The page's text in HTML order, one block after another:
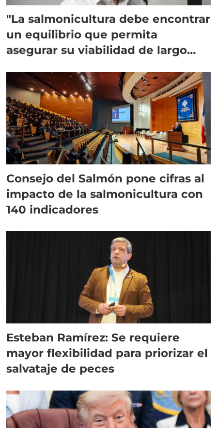
"La salmonicultura debe encontrar
un equilibrio que permita
asegurar su viabilidad de largo
Consejo del Salmón pone cifras al
impacto de la salmonicultura con
140 indicadores
Esteban Ramírez: Se requiere
mayor flexibilidad para priorizar el
salvataje de peces